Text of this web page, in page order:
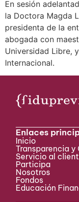
En sesión
la Doctora Magda
presidenta de la
abogada con
Universidad Libre,
Internacional.
Enlaces
Inicio
Transparencia
Servicio al
Participa ​
Nosotros
Fondos
Educación